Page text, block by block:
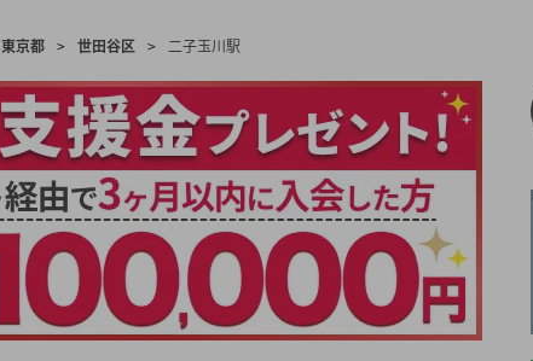
東京都 > 世田谷区 > 二子玉川駅